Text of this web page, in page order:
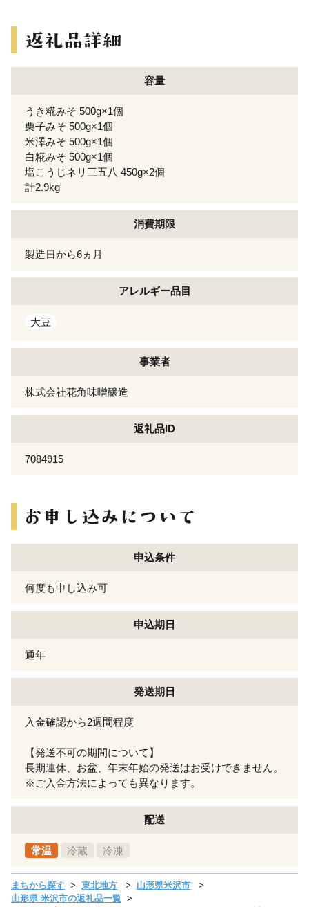
容量
うき糀みそ 500g×1個
栗子みそ 500g×1個
米澤みそ 500g×1個
白糀みそ 500g×1個
塩こうじネリ三五八 450g×2個
計2.9kg
消費期限
製造日から6ヵ月
アレルギー品目
大豆
事業者
株式会社花角味噌醸造
返礼品ID
7084915
申込条件
何度も申し込み可
申込期日
通年
発送期日
入金確認から2週間程度
【発送不可の期間について】
長期連休、お盆、年末年始の発送はお受けできません。
※ご入金方法によっても異なります。
配送
常温 冷蔵 冷凍
まちから探す 東北地方
山形県米沢市
山形県 米沢市の返礼品一覧